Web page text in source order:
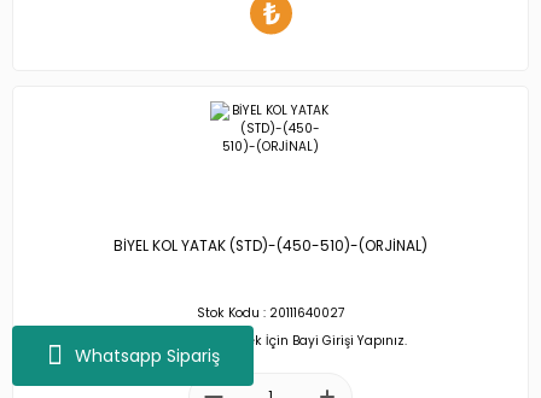
Whatsapp Sipariş
BİYEL KOL YATAK (STD)-(450-510)-(ORJİNAL)
Stok Kodu : 20111640027
Fiyatları Görebilmek İçin Bayi Girişi Yapınız.